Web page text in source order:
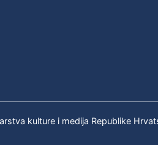
kulture i medija Republike